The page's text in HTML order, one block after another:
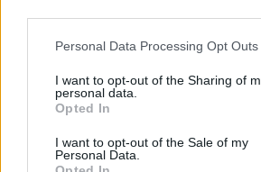
Personal Data Processing Opt Outs
I want to opt-out of the Sharing of
personal data.
Opted In
I want to opt-out of the Sale of my
Personal Data.
jest Maks "kamyk" Rychlewski, ale
Około pół roku temu
duża szansa, iż nie podpiszę
odpowiedniego balansu między